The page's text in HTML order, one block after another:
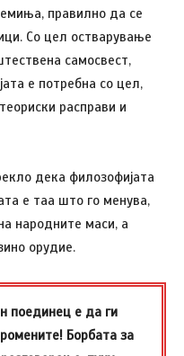
правилно да се
Со цел остварување
самосвест,
е потребна со цел,
расправи и
дека филозофијата
е таа што го менува,
народните маси, а
орудие.
поединец е да ги
Борбата за